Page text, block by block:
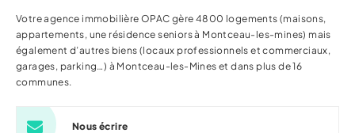
S'INFORMER
RECHERCHE SUR LE SITE *
Votre agence immobilière OPAC gère 4800 logements (maisons,
appartements, une résidence seniors à Montceau-les-mines) mais
également d’autres biens (locaux professionnels et commerciaux,
garages, parking…) à Montceau-les-Mines et dans plus de 16
communes.
Nous écrire